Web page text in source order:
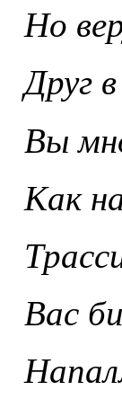
Но
Друг
Вы
Как
Вас